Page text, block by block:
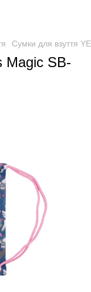
Сумки для взуття
Magic SB-